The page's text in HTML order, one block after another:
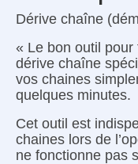
Dérive chaîne
« Le bon outil
dérive chaîne
vos chaines
quelques minutes.
Cet outil est
chaines lors de
ne fonctionne pas